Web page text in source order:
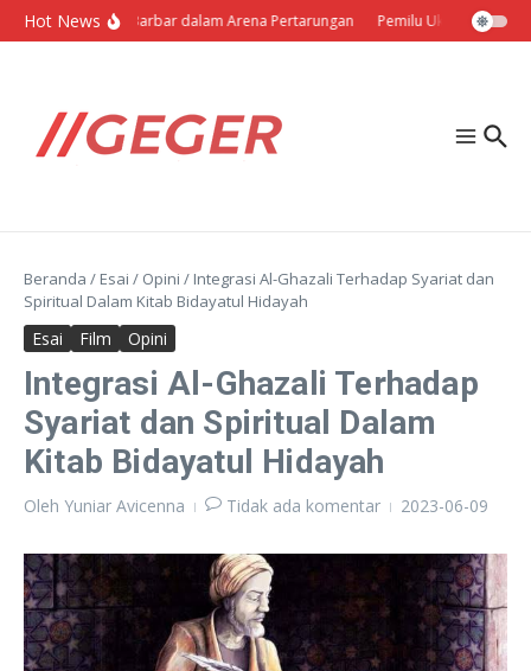
Lewati ke konten
Hot NewsPolitik Barbar dalam Arena Pertarungan Pemilu Ukraina: Milih
Beranda / Esai / Opini / Integrasi Al-Ghazali Terhadap Syariat dan
Spiritual Dalam Kitab Bidayatul Hidayah
Esai Film Opini
Integrasi Al-Ghazali Terhadap
Syariat dan Spiritual Dalam
Kitab Bidayatul Hidayah
Oleh Yuniar Avicenna Tidak ada komentar 2023-06-09